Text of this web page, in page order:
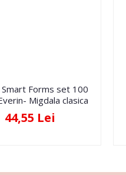
Forms set 100
Migdala clasica
44,55 Lei